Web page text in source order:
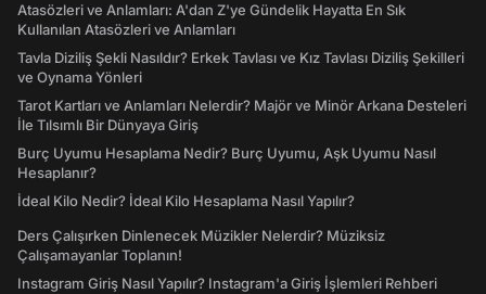
Atasözleri ve Anlamları: A'dan Z'ye Gündelik Hayatta En Sık
Kullanılan Atasözleri ve Anlamları
Tavla Diziliş Şekli Nasıldır? Erkek Tavlası ve Kız Tavlası Diziliş Şekilleri
ve Oynama Yönleri
Tarot Kartları ve Anlamları Nelerdir? Majör ve Minör Arkana Desteleri
İle Tılsımlı Bir Dünyaya Giriş
Burç Uyumu Hesaplama Nedir? Burç Uyumu, Aşk Uyumu Nasıl
Hesaplanır?
İdeal Kilo Nedir? İdeal Kilo Hesaplama Nasıl Yapılır?
Ders Çalışırken Dinlenecek Müzikler Nelerdir? Müziksiz
Çalışamayanlar Toplanın!
Instagram Giriş Nasıl Yapılır? Instagram'a Giriş İşlemleri Rehberi